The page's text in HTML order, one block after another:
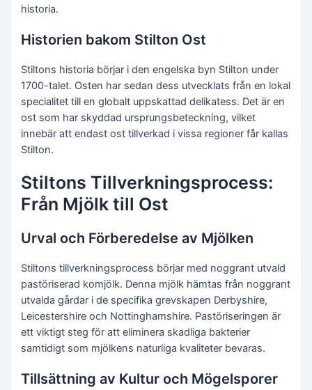
historia.
Historien bakom Stilton Ost
Stiltons historia börjar i den engelska byn Stilton under
1700-talet. Osten har sedan dess utvecklats från en lokal
specialitet till en globalt uppskattad delikatess. Det är en
ost som har skyddad ursprungsbeteckning, vilket
innebär att endast ost tillverkad i vissa regioner får kallas
Stilton.
Stiltons Tillverkningsprocess:
Från Mjölk till Ost
Urval och Förberedelse av Mjölken
Stiltons tillverkningsprocess börjar med noggrant utvald
pastöriserad komjölk. Denna mjölk hämtas från noggrant
utvalda gårdar i de specifika grevskapen Derbyshire,
Leicestershire och Nottinghamshire. Pastöriseringen är
ett viktigt steg för att eliminera skadliga bakterier
samtidigt som mjölkens naturliga kvaliteter bevaras.
Tillsättning av Kultur och Mögelsporer